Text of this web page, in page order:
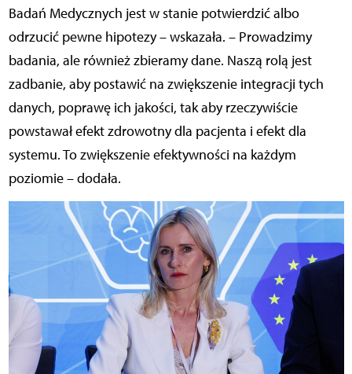
Badań Medycznych jest w stanie potwierdzić albo
odrzucić pewne hipotezy – wskazała. – Prowadzimy
badania, ale również zbieramy dane. Naszą rolą jest
zadbanie, aby postawić na zwiększenie integracji tych
danych, poprawę ich jakości, tak aby rzeczywiście
powstawał efekt zdrowotny dla pacjenta i efekt dla
systemu. To zwiększenie efektywności na każdym
poziomie – dodała.